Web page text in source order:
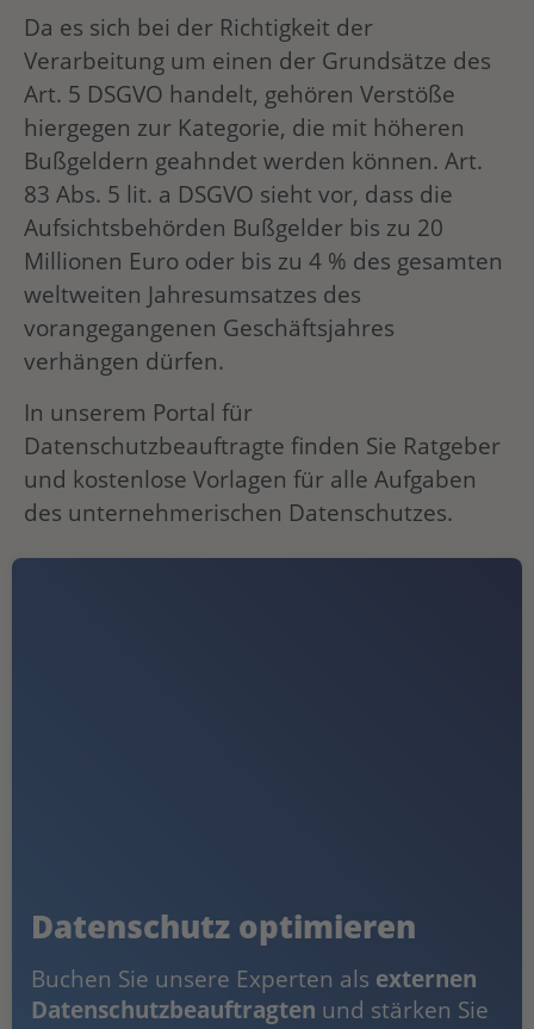
Da es sich bei der Richtigkeit der
Verarbeitung um einen der Grundsätze des
Art. 5 DSGVO handelt, gehören Verstöße
hiergegen zur Kategorie, die mit höheren
Bußgeldern geahndet werden können. Art.
83 Abs. 5 lit. a DSGVO sieht vor, dass die
Aufsichtsbehörden Bußgelder bis zu 20
Millionen Euro oder bis zu 4 % des gesamten
weltweiten Jahresumsatzes des
vorangegangenen Geschäftsjahres
verhängen dürfen.
In unserem Portal für
Datenschutzbeauftragte finden Sie Ratgeber
und kostenlose Vorlagen für alle Aufgaben
des unternehmerischen Datenschutzes.
Datenschutz optimieren
Buchen Sie unsere Experten als externen
Datenschutzbeauftragten und stärken Sie